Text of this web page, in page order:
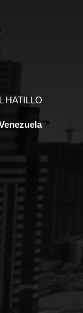
HATILLO